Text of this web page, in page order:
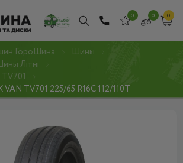
0 0 0
ГороШина
Шины
Літні
TV701 225/65 R16C 112/110T